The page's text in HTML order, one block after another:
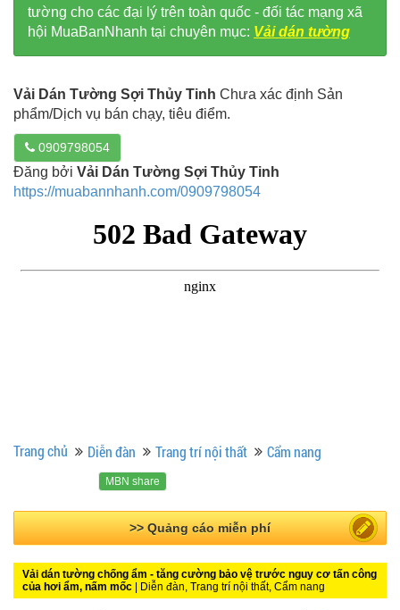
tường cho các đại lý trên toàn quốc - đối tác mạng xã
hội MuaBanNhanh tại chuyên mục: Vải dán tường
Vải Dán Tường Sợi Thủy Tinh Chưa xác định Sản
phẩm/Dịch vụ bán chạy, tiêu điểm.
0909798054
Đăng bởi Vải Dán Tường Sợi Thủy Tinh
https://muabannhanh.com/0909798054
Trang chủ Diễn đàn Trang trí nội thất Cẩm nang
MBN share
>> Quảng cáo miễn phí
Vải dán tường chống ẩm - tăng cường bảo vệ trước nguy cơ tấn công
của hơi ẩm, nấm mốc | Diễn đàn, Trang trí nội thất, Cẩm nang